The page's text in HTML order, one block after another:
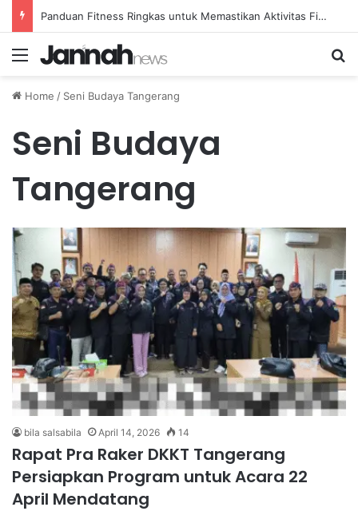
Panduan Fitness Ringkas untuk Memastikan Aktivitas Fisik Anda Tetap Konsisten
Menu
Home / Seni Budaya Tangerang
Seni Budaya
Tangerang
bila salsabila April 14, 2026 14
Rapat Pra Raker DKKT Tangerang
Persiapkan Program untuk Acara 22
April Mendatang